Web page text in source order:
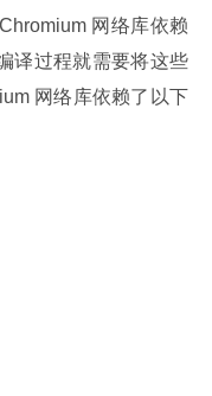
网络库依赖
译过程就需要将这些
网络库依赖了以下